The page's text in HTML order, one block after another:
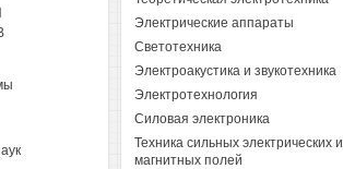
Электрические аппараты
Светотехника
Электроакустика и звукотехника
Электротехнология
Силовая электроника
Техника сильных электрических и
магнитных полей